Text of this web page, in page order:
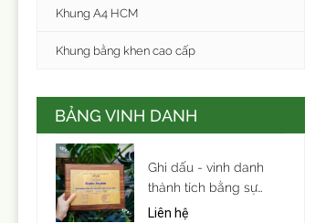
Khung A4 HCM
Khung bằng khen cao cấp
BẢNG VINH DANH
Ghi dấu - vinh danh
thành tích bằng sự
trang trọng và tinh tế.
Liên hệ